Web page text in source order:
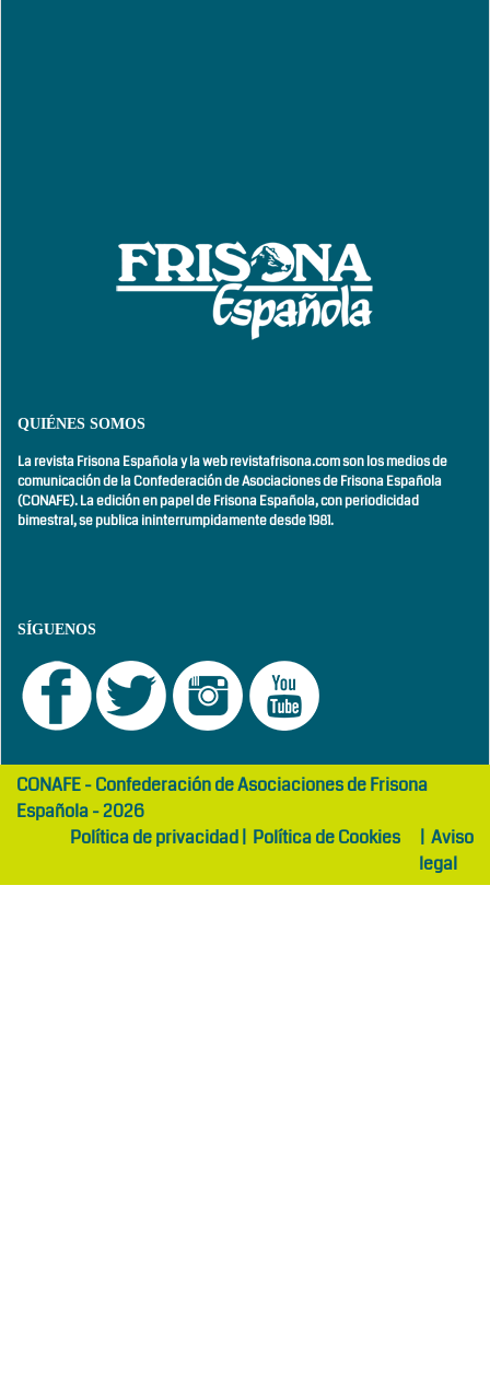
QUIÉNES SOMOS
La revista Frisona Española y la web revistafrisona.com son los medios de
comunicación de la Confederación de Asociaciones de Frisona Española
(CONAFE). La edición en papel de Frisona Española, conperiodicidad
bimestral,se publica ininterrumpidamente desde 1981.
SÍGUENOS
girls
abaya
maltepe
otelCONAFE - Confederación de Asociaciones de Frisona
Española - 2026
Política de privacidad| Política de Cookies | Aviso
legal